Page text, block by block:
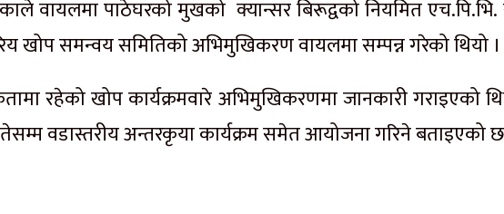
वायलमा पाठेघरको मुखको क्यान्सर बिरूद्वको नियमित
खोप समन्वय समितिको अभिमुखिकरण वायलमा सम्पन्न गरेको थियो ।
रहेको खोप कार्यक्रमवारे अभिमुखिकरणमा जानकारी गराइएको
वडास्तरीय अन्तरकृया कार्यक्रम समेत आयोजना गरिने बताइएको